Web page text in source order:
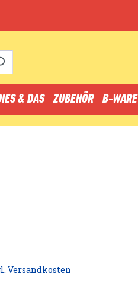
& DAS ZUBEHÖR B-WARE
Versandkosten